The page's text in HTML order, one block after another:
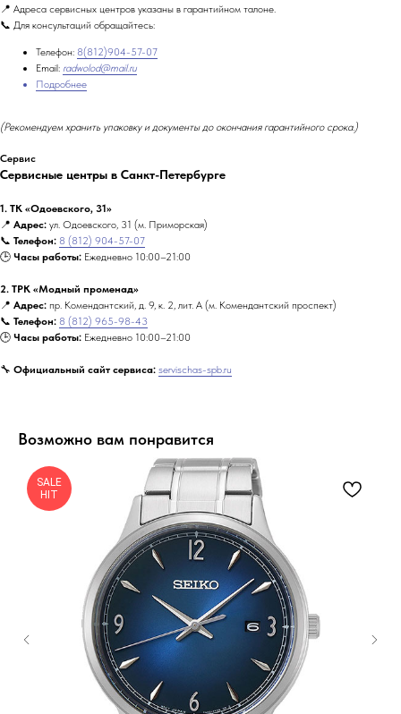
📍 Адреса сервисных центров указаны в гарантийном талоне.
📞 Для консультаций обращайтесь:
Телефон: 8(812)904-57-07
Email: radwolod@mail.ru
Подробнее
(Рекомендуем хранить упаковку и документы до окончания гарантийного срока.)
Сервис
Сервисные центры в Санкт-Петербурге
1. ТК «Одоевского, 31»
📍 Адрес: ул. Одоевского, 31 (м. Приморская)
📞 Телефон: 8 (812) 904-57-07
🕒 Часы работы: Ежедневно 10:00–21:00
2. ТРК «Модный променад»
📍 Адрес: пр. Комендантский, д. 9, к. 2, лит. А (м. Комендантский проспект)
📞 Телефон: 8 (812) 965-98-43
🕒 Часы работы: Ежедневно 10:00–21:00
🔧 Официальный сайт сервиса: servischas-spb.ru
Возможно вам понравится
SALE
HIT